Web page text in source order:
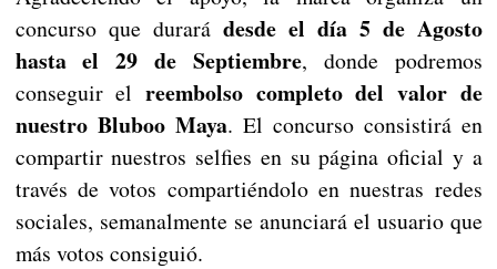
concurso que durarádesde el día 5 de Agosto
hasta el 29 de Septiembre, donde podremos
conseguir el reembolso completo del valor de
nuestro Bluboo Maya. El concurso consistirá en
compartir nuestros selfies en su página oficial y a
través de votos compartiéndolo en nuestras redes
sociales, semanalmente se anunciará el usuario que
más votos consiguió.